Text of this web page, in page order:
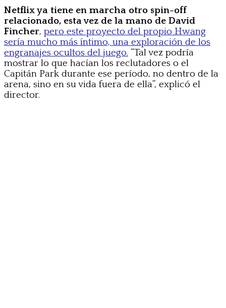
Netflix ya tiene en marcha otro spin-off
relacionado, esta vez de la mano de David
Fincher, pero este proyecto del propio Hwang
sería mucho más íntimo, una exploración de los
engranajes ocultos del juego. “Tal vez podría
mostrar lo que hacían los reclutadores o el
Capitán Park durante ese período, no dentro de la
arena, sino en su vida fuera de ella”, explicó el
director.